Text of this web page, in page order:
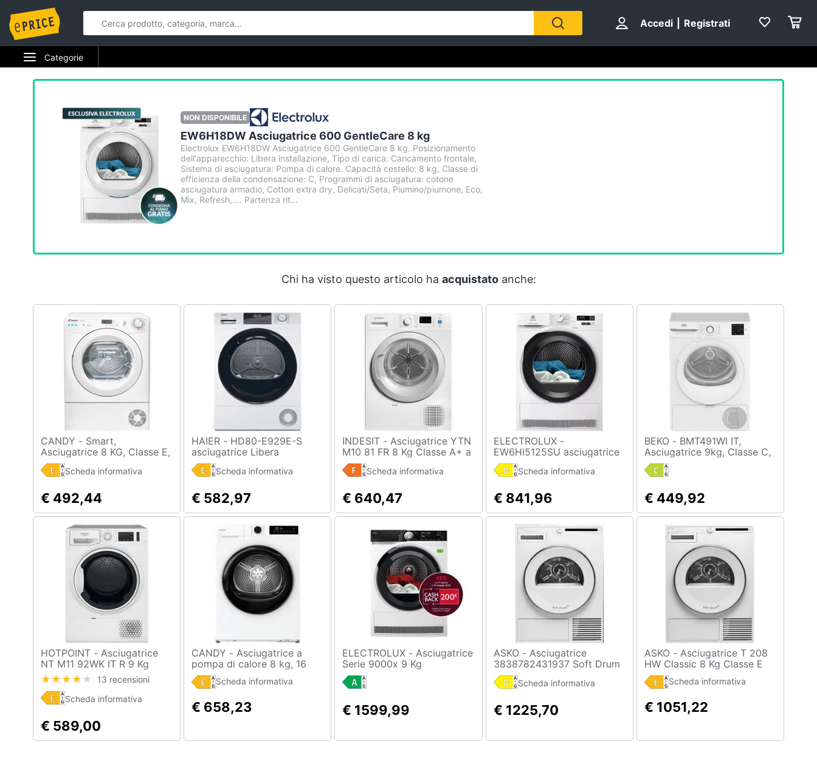
Accedi Registrati
Categorie
Elettrodomestici
Informatica
Tv e Home Cinema
Smart home
Videogiochi
Brico e Giardinaggio
Salute e igiene
Prima infanzia
Fotografia
Casalinghi
Abbigliamento
Sport
Animali
Festività e ricorrenze
Promozioni
NON DISPONIBILE
EW6H18DW Asciugatrice 600 GentleCare 8 kg
Electrolux EW6H18DW Asciugatrice 600 GentleCare 8 kg. Posizionamento
dell'apparecchio: Libera installazione, Tipo di carica: Caricamento frontale,
Sistema di asciugatura: Pompa di calore. Capacità cestello: 8 kg, Classe di
efficienza della condensazione: C, Programmi di asciugatura: cotone
asciugatura armadio, Cotton extra dry, Delicati/Seta, Piumino/piumone, Eco,
Mix, Refresh,.... Partenza rit...
Chi ha visto questo articolo ha acquistatoanche:
CANDY - Smart,
Asciugatrice 8 KG, Classe E,
Bianco, Vapore, Wi-Fi, CSE
H8ELE-SScheda informativa
€ 492,44
HAIER - HD80-E929E-S
asciugatrice Libera
installazione Caricamento
frontale 8 kg Bianco
Scheda informativa
€ 582,97
INDESIT - Asciugatrice YTN
M10 81 FR 8 Kg Classe A+ a
Condensazione con Pompa
di CaloreScheda informativa
€ 640,47
ELECTROLUX -
EW6HI5125SU asciugatrice
Libera installazione
Caricamento frontale 8 kg
Scheda informativa
€ 841,96
BEKO - BMT491WI IT,
Asciugatrice 9kg, Classe C,
Linea Estetica NX, motore
inverter, Display digitale,
€ 449,92
HOTPOINT - Asciugatrice
NT M11 92WK IT R 9 Kg
Classe E Pompa di calore
13 recensioni
Scheda informativa
€ 589,00
CANDY - Asciugatrice a
pompa di calore 8 kg, 16
programmi, classe E -
Bianco, GDL8N1B-S
Scheda informativa
€ 658,23
ELECTROLUX - Asciugatrice
Serie 9000x 9 Kg
€ 1599,99
ASKO - Asciugatrice
3838782431937 Soft Drum
9 Kg Classe D Pompa di
caloreScheda informativa
€ 1225,70
ASKO - Asciugatrice T 208
HW Classic 8 Kg Classe E
Pompa di calore
Scheda informativa
€ 1051,22